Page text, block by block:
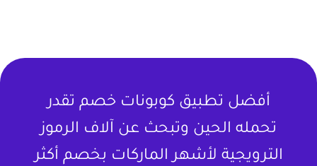
أفضل تطبيق كوبونات خصم تقدر
تحمله الحين وتبحث عن آلاف الرموز
الترويجية لأشهر الماركات بخصم أكثر